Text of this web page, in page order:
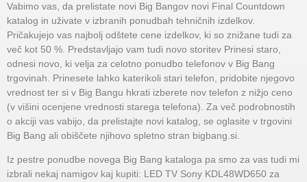
Vabimo vas, da prelistate novi Big Bangov novi Final Countdown
katalog in uživate v izbranih ponudbah tehničnih izdelkov.
Pričakujejo vas najbolj odštete cene izdelkov, ki so znižane tudi za
več kot 50 %. Predstavljajo vam tudi novo storitev Prinesi staro,
odnesi novo, ki velja za celotno ponudbo telefonov v Big Bang
trgovinah. Prinesete lahko katerikoli stari telefon, pridobite njegovo
vrednost ter si v Big Bangu hkrati izberete nov telefon z nižjo ceno
(v višini ocenjene vrednosti starega telefona). Za več podrobnostih
o akciji vas vabijo, da prelistajte novi katalog, se oglasite v trgovini
Big Bang ali obiščete njihovo spletno stran bigbang.si.
Iz pestre ponudbe novega Big Bang kataloga pa smo za vas tudi mi
izbrali nekaj namigov kaj kupiti: LED TV Sony KDL48WD650 za